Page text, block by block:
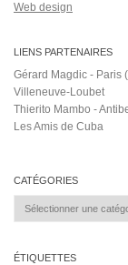
Web design
LIENS PARTENAIRES
Gérard Magdic - Paris
Villeneuve-Loubet
Thierito Mambo -
Les Amis de Cuba
CATÉGORIES
Catégories
ÉTIQUETTES